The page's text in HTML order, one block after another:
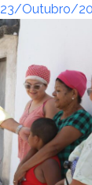
23/outubro/